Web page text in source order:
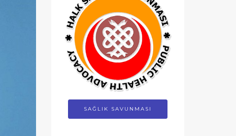
SAĞLIK SAVUNMASI